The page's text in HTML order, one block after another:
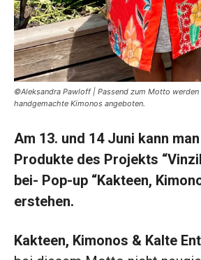
©Aleksandra Pawloff | Passend zum Motto
handgemachte Kimonos angeboten.
Am 13. und 14 Juni kann
Produkte des Projekts
bei- Pop-up “Kakteen,
erstehen.
Kakteen, Kimonos & Kalte